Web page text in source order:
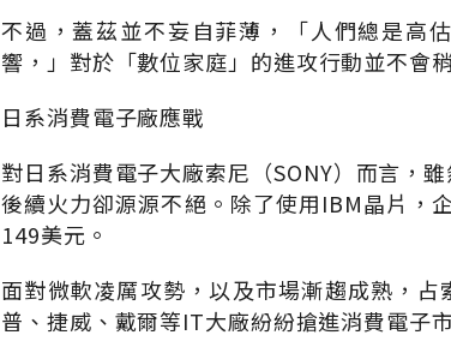
不過，蓋茲並不妄自菲薄，「人們總是高
響，」對於「數位家庭」的進攻行動並不會
日系消費電子廠應戰
對日系消費電子大廠索尼（SONY）而言，
後續火力卻源源不絕。除了使用IBM晶片，
149美元。
面對微軟凌厲攻勢，以及市場漸趨成熟，
普、捷威、戴爾等IT大廠紛紛搶進消費電子